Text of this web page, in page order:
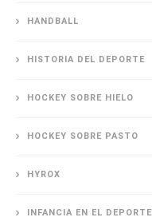
HANDBALL
HISTORIA DEL DEPORTE
HOCKEY SOBRE HIELO
HOCKEY SOBRE PASTO
HYROX
INFANCIA EN EL DEPORTE